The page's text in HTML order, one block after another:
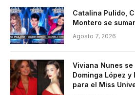
Catalina Pulido,
Montero se
Agosto 7, 2026
Viviana Nunes
Dominga López
para el Miss